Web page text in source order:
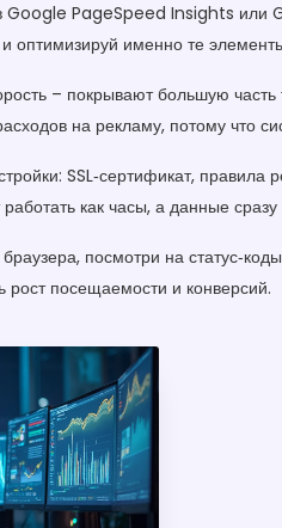
в Google PageSpeed Insights
именно те
– покрывают большую
на рекламу, потому что
SSL‑сертификат,
как часы, а данные
посмотри на
посещаемости и конверсий.